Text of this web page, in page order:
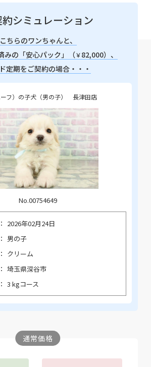
約シミュレーション
こちらのワンちゃんと、
みの「安心パック」（￥82,000）、
定期をご契約の場合・・・
ーフ）の子犬（男の子） 長津田店
No.00754649
2026年02月24日
男の子
クリーム
埼玉県深谷市
3 kgコース
通常価格